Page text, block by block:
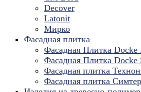
Decover
Latonit
Мирко
Фасадная плитка
Фасадная Плитка Docke
Фасадная Плитка
Фасадная плитка
Фасадная плитка Симтер